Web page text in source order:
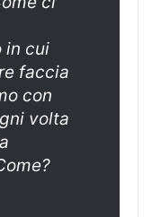
in cui
faccia
con
volta